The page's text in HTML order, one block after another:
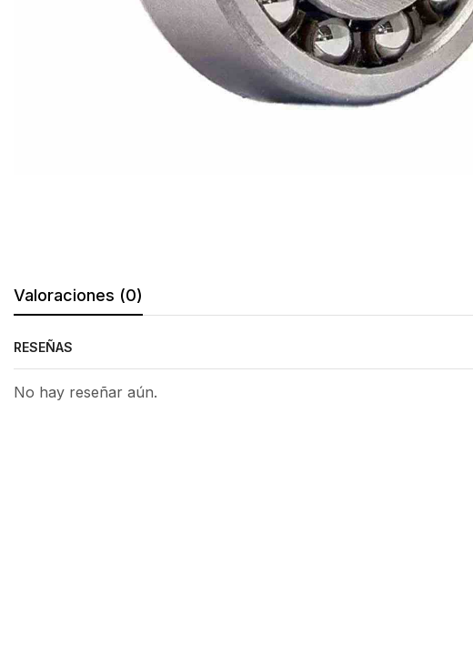
Valoraciones (0)
RESEÑAS
No hay reseñar aún.